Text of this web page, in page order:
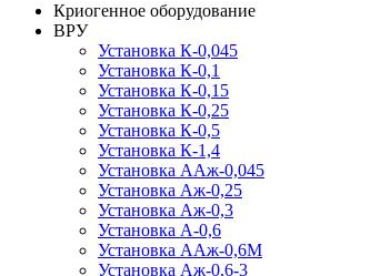
Криогенное оборудование
ВРУ
Установка К-0,045
Установка К-0,1
Установка К-0,15
Установка К-0,25
Установка К-0,5
Установка К-1,4
Установка ААж-0,045
Установка Аж-0,25
Установка Аж-0,3
Установка А-0,6
Установка ААж-0,6М
Установка Аж-0,6-3